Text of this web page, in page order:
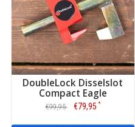
DoubleLock Disselslot
Compact Eagle
€99,95 €79,95 *